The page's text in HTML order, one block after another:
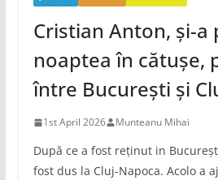
Cristian Anton, și-a
noaptea în cătușe,
între București și
1st April 2026 Munteanu Mihai
După ce a fost reținut in
fost dus la Cluj-Napoca. Acolo a